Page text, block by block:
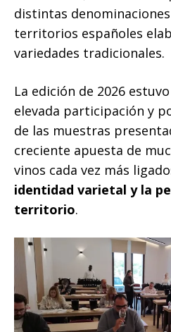
distintas
territorios españoles
variedades tradicionales.
La edición de 2026
elevada participación y
de las muestras
creciente apuesta de
vinos cada vez más
identidad varietal y la
territorio.